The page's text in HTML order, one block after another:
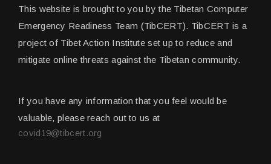
This website is brought to you by the Tibetan Computer
Emergency Readiness Team (TibCERT). TibCERT is a
project of Tibet Action Institute set up to reduce and
mitigate online threats against the Tibetan community.
If you have any information that you feel would be
valuable, please reach out to us at
covid19@tibcert.org